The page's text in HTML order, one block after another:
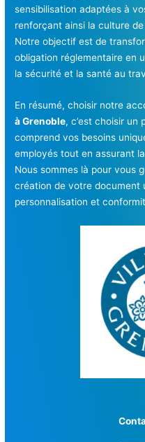
sensibilisation adaptées à
renforçant ainsi la culture
Notre objectif est de
obligation réglementaire en
la sécurité et la santé au
En résumé, choisir notre
à Grenoble, c’est choisir un
comprend vos besoins
employés tout en assurant
Nous sommes là pour vous
création de votre document
personnalisation et